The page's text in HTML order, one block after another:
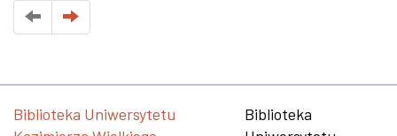
Biblioteka Uniwersytetu
Biblioteka